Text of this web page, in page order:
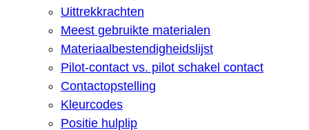
Uittrekkrachten
Meest gebruikte materialen
Materiaalbestendigheidslijst
Pilot-contact vs. pilot schakel contact
Contactopstelling
Kleurcodes
Positie hulplip